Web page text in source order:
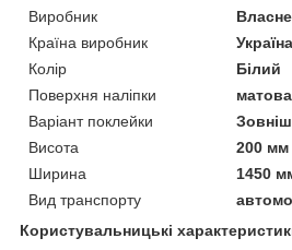
Виробник
Країна виробник
Україна
Колір
Білий
Поверхня наліпки
матова
Варіант поклейки
Висота
200 мм
Ширина
1450
Вид транспорту
Користувальницькі